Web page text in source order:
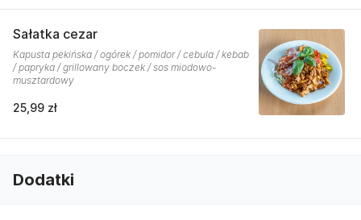
Sałatka cezar
Kapusta pekińska / ogórek / pomidor / cebula / kebab
/ papryka / grillowany boczek / sos miodowo-
musztardowy
25,99 zł
Dodatki